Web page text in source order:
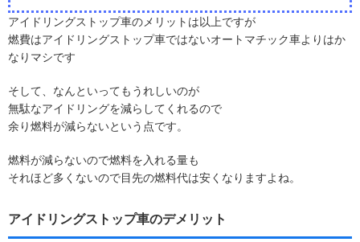
アイドリングストップ車のメリットは以上ですが
燃費はアイドリングストップ車ではないオートマチック車よりはか
なりマシです
そして、なんといってもうれしいのが
無駄なアイドリングを減らしてくれるので
余り燃料が減らないという点です。
燃料が減らないので燃料を入れる量も
それほど多くないので目先の燃料代は安くなりますよね。
アイドリングストップ車のデメリット